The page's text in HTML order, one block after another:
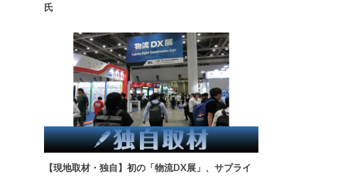
氏
【現地取材・独自】初の「物流DX展」、サプライ